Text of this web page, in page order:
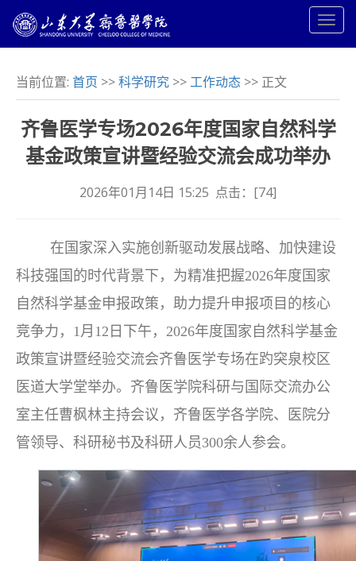
当前位置: 首页 >>科学研究 >>工作动态 >> 正文
齐鲁医学专场2026年度国家自然科学
基金政策宣讲暨经验交流会成功举办
2026年01月14日 15:25 点击：[74]
在国家深入实施创新驱动发展战略、加快建设
科技强国的时代背景下，为精准把握2026年度国家
自然科学基金申报政策，助力提升申报项目的核心
竞争力，1月12日下午，2026年度国家自然科学基金
政策宣讲暨经验交流会齐鲁医学专场在趵突泉校区
医道大学堂举办。齐鲁医学院科研与国际交流办公
室主任曹枫林主持会议，齐鲁医学各学院、医院分
管领导、科研秘书及科研人员300余人参会。